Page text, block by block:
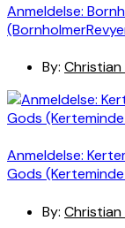
Anmeldelse:
By: Christian
Anmeldelse:
Gods
By: Christian